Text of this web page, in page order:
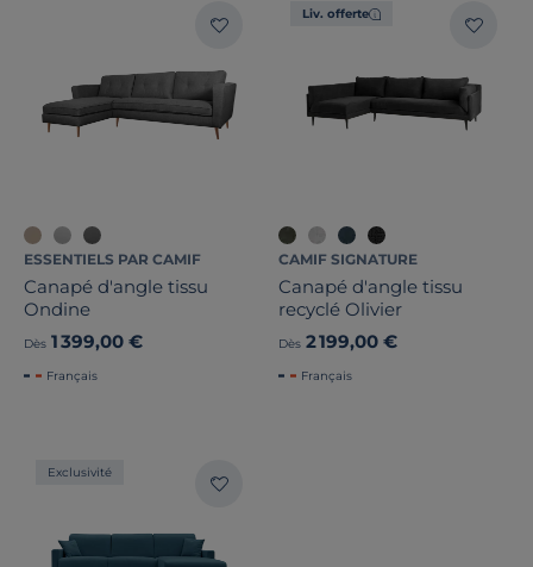
ESSENTIELS PAR CAMIF
Canapé d'angle tissu
Ondine
Dès 1 399,00 €
Français
Liv. offerte
CAMIF SIGNATURE
Canapé d'angle tissu
recyclé Olivier
Dès 2 199,00 €
Français
Exclusivité